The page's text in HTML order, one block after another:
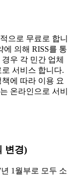
으로 무료로 합니
에 의해 RISS를 통
우 각 민간 업체
서비스 합니다.
에 따라 이용 요
온라인으로 서비
변경)
1월부로 모두 소